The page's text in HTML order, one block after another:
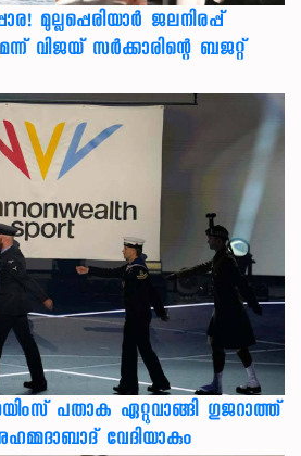
മുല്ലപ്പെരിയാർ ജലനിരപ്പ്
വിജയ് സർക്കാരിന്റെ ബജറ്റ്
പതാക ഏറ്റുവാങ്ങി ഗുജറാത്ത്
വേദിയാകും